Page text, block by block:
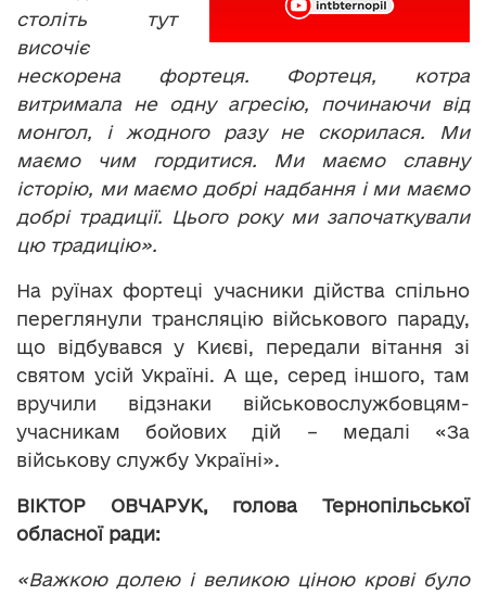
століть тут
височіє
нескорена фортеця. Фортеця, котра
витримала не одну агресію, починаючи від
монгол, і жодного разу не скорилася. Ми
маємо чим гордитися. Ми маємо славну
історію, ми маємо добрі надбання і ми маємо
добрі традиції. Цього року ми започаткували
цю традицію».
На руїнах фортеці учасники дійства спільно
переглянули трансляцію військового параду,
що відбувався у Києві, передали вітання зі
святом усій Україні. А ще, серед іншого, там
вручили відзнаки військовослужбовцям-
учасникам бойових дій – медалі «За
військову службу Україні».
ВІКТОР ОВЧАРУК, голова Тернопільської
обласної ради:
«Важкою долею і великою ціною крові було